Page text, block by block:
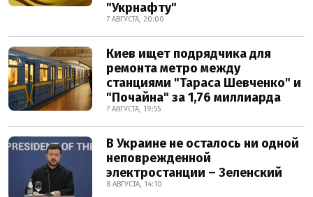
"Укрнафту"
7 АВГУСТА, 20:00
Киев ищет подрядчика для
ремонта метро между
станциями "Тараса Шевченко" и
"Почайна" за 1,76 миллиарда
7 АВГУСТА, 19:55
В Украине не осталось ни одной
неповрежденной
электростанции – Зеленский
8 АВГУСТА, 14:10